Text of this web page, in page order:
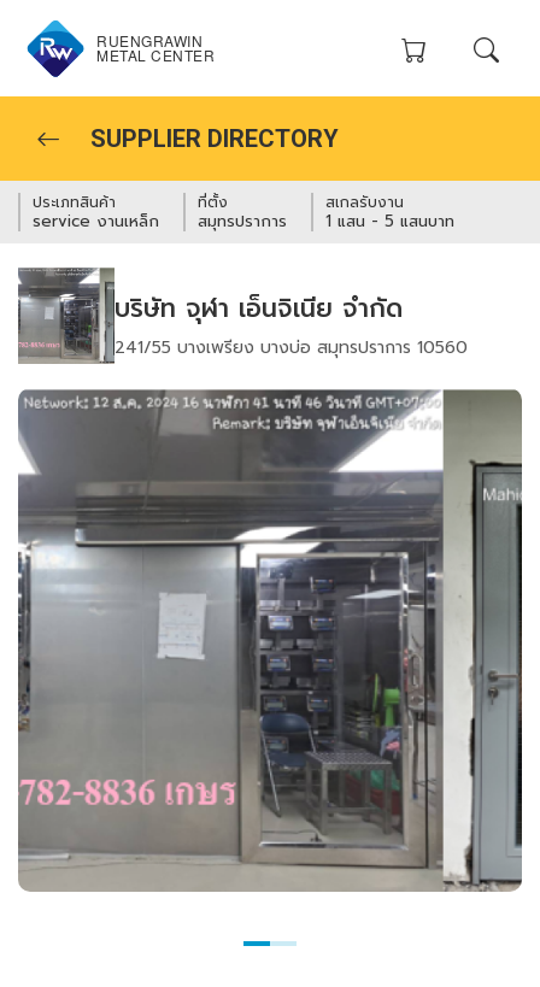
RUENGRAWIN
METAL CENTER
SUPPLIER DIRECTORY
ประเภทสินค้า
service งานเหล็ก
ที่ตั้ง
สมุทรปราการ
สเกลรับงาน
1 แสน - 5 แสนบาท
บริษัท จุฬา เอ็นจิเนีย จำกัด
241/55 บางเพรียง บางบ่อ สมุทรปราการ 10560